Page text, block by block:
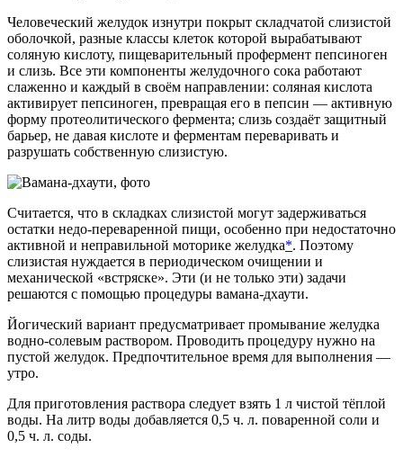
Человеческий желудок изнутри покрыт складчатой слизистой
оболочкой, разные классы клеток которой вырабатывают
соляную кислоту, пищеварительный профермент пепсиноген
и слизь. Все эти компоненты желудочного сока работают
слаженно и каждый в своём направлении: соляная кислота
активирует пепсиноген, превращая его в пепсин — активную
форму протеолитического фермента; слизь создаёт защитный
барьер, не давая кислоте и ферментам переваривать и
разрушать собственную слизистую.
Считается, что в складках слизистой могут задерживаться
остатки недо-переваренной пищи, особенно при недостаточно
активной и неправильной моторике желудка*. Поэтому
слизистая нуждается в периодическом очищении и
механической «встряске». Эти (и не только эти) задачи
решаются с помощью процедуры вамана-дхаути.
Йогический вариант предусматривает промывание желудка
водно-солевым раствором. Проводить процедуру нужно на
пустой желудок. Предпочтительное время для выполнения —
утро.
Для приготовления раствора следует взять 1 л чистой тёплой
воды. На литр воды добавляется 0,5 ч. л. поваренной соли и
0,5 ч. л. соды.